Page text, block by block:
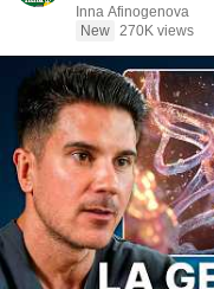
Inna Afinogenova
New 270K views